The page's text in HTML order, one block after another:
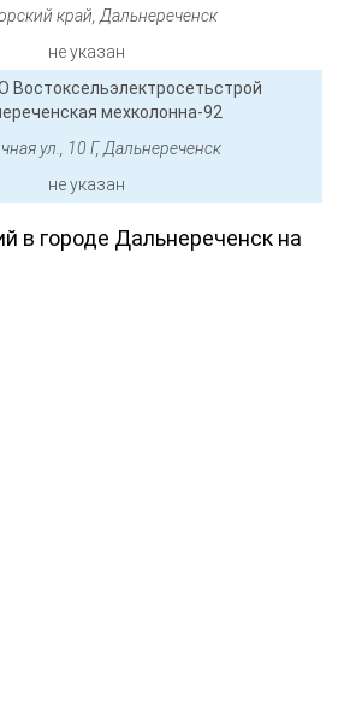
край, Дальнереченск
не указан
Востоксельэлектросетьстрой
мехколонна-92
ул., 10 Г, Дальнереченск
не указан
в городе Дальнереченск на